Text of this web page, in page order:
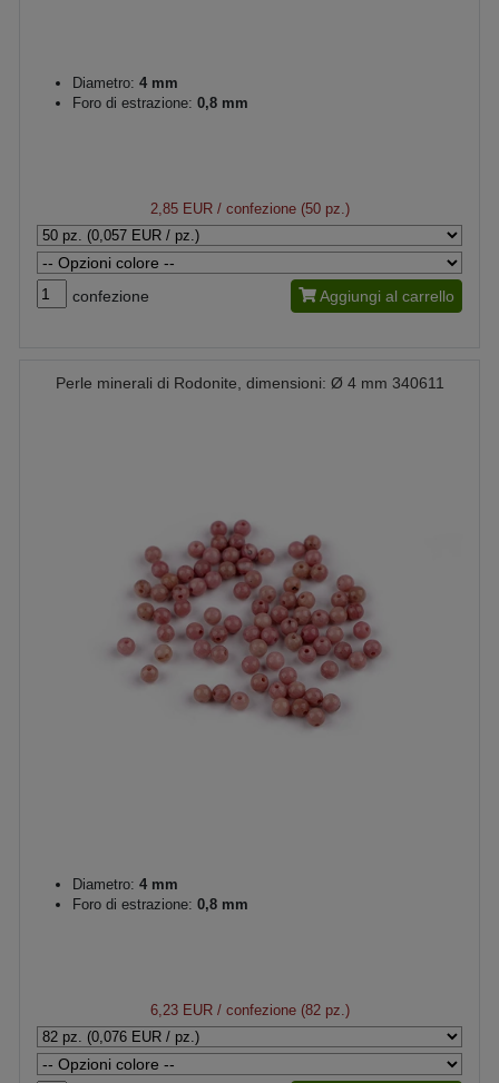
Diametro: 4 mm
Foro di estrazione: 0,8 mm
2,85 EUR/ confezione (50 pz.)
confezione Aggiungi al carrello
Perle minerali di Rodonite, dimensioni: Ø 4 mm 340611
Diametro: 4 mm
Foro di estrazione: 0,8 mm
6,23 EUR/ confezione (82 pz.)